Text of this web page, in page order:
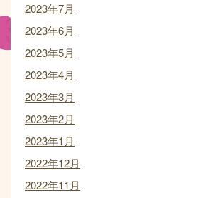
2023年7月
2023年6月
2023年5月
2023年4月
2023年3月
2023年2月
2023年1月
2022年12月
2022年11月